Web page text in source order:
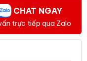
CHAT NGAY
trực tiếp qua Zalo